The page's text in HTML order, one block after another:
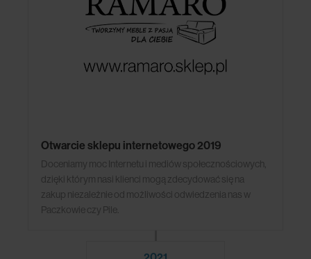
Otwarcie sklepu internetowego 2019
Doceniamy moc Internetu i mediów społecznościowych,
dzięki którym nasi klienci mogą zdecydować się na
zakup niezależnie od możliwości odwiedzenia nas w
Paczkowie czy Pile.